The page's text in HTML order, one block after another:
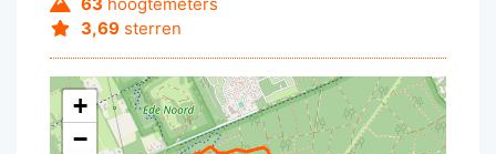
3,69sterren
+
−